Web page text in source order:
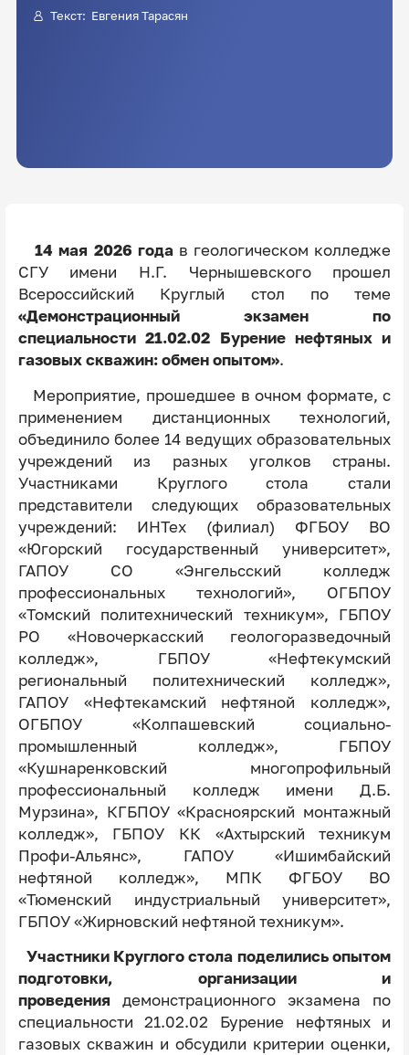
Текст: Евгения Тарасян
14 мая 2026 годав геологическом колледже
СГУ имени Н.Г. Чернышевского прошел
Всероссийский Круглый стол по теме
«Демонстрационный экзамен по
специальности 21.02.02 Бурение нефтяных и
газовых скважин: обмен опытом».
Мероприятие, прошедшее в очном формате, с
применением дистанционных технологий,
объединило более 14 ведущих образовательных
учреждений из разных уголков страны.
Участниками Круглого стола стали
представители следующих образовательных
учреждений: ИНТех (филиал) ФГБОУ ВО
«Югорский государственный университет»,
ГАПОУ СО «Энгельсский колледж
профессиональных технологий», ОГБПОУ
«Томский политехнический техникум», ГБПОУ
РО «Новочеркасский геологоразведочный
колледж», ГБПОУ «Нефтекумский
региональный политехнический колледж»,
ГАПОУ «Нефтекамский нефтяной колледж»,
ОГБПОУ «Колпашевский социально-
промышленный колледж», ГБПОУ
«Кушнаренковский многопрофильный
профессиональный колледж имени Д.Б.
Мурзина», КГБПОУ «Красноярский монтажный
колледж», ГБПОУ КК «Ахтырский техникум
Профи-Альянс», ГАПОУ «Ишимбайский
нефтяной колледж», МПК ФГБОУ ВО
«Тюменский индустриальный университет»,
ГБПОУ «Жирновский нефтяной техникум».
Участники Круглого стола поделились опытом
подготовки, организации и
проведения демонстрационного экзамена по
специальности 21.02.02 Бурение нефтяных и
газовых скважин и обсудили критерии оценки,